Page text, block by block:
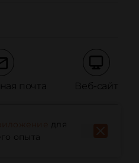
почта Веб-сайт
для
опыта